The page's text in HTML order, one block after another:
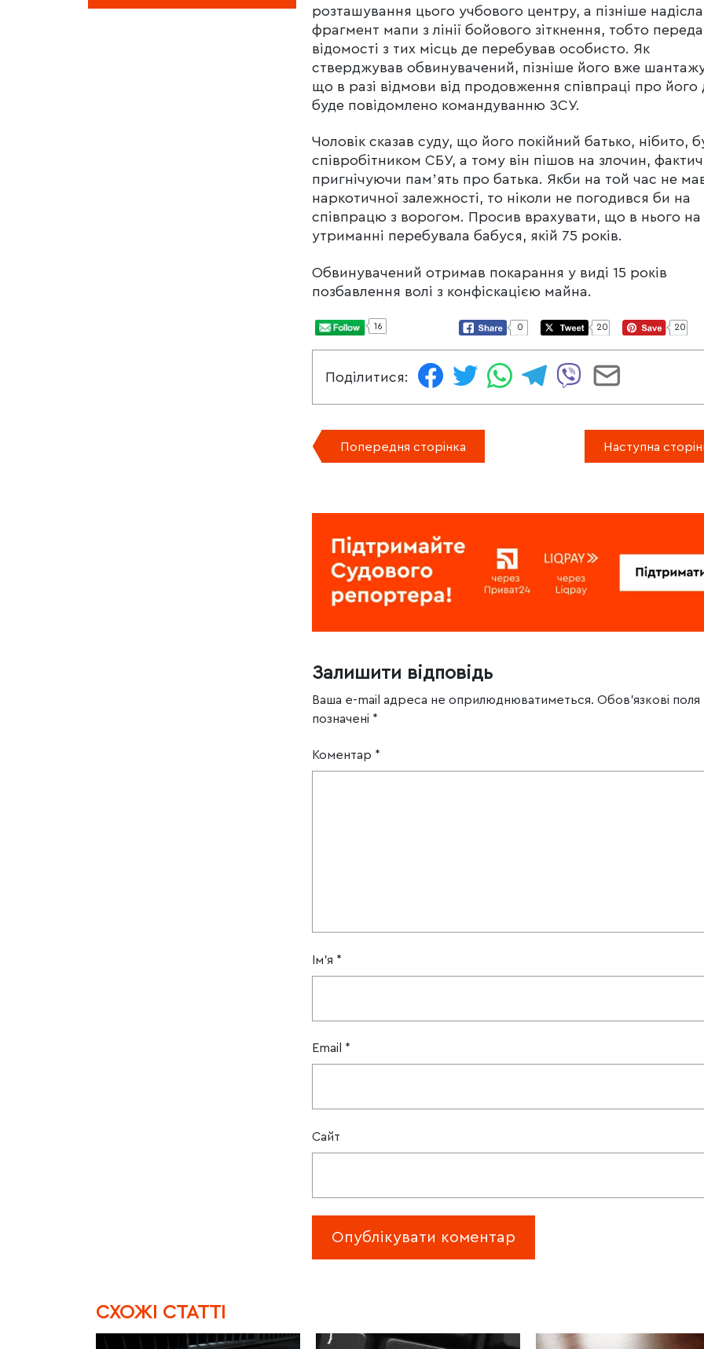
розташування цього учбового центру, а пізніше
фрагмент мапи з лінії бойового зіткнення, тобто
відомості з тих місць де перебував особисто. Як
стверджував обвинувачений, пізніше його вже
що в разі відмови від продовження співпраці про його
буде повідомлено командуванню ЗСУ.
Чоловік сказав суду, що його покійний батько, нібито,
співробітником СБУ, а тому він пішов на злочин,
пригнічуючи памʼять про батька. Якби на той час не
наркотичної залежності, то ніколи не погодився би на
співпрацю з ворогом. Просив врахувати, що в нього на
утриманні перебувала бабуся, якій 75 років.
Обвинувачений отримав покарання у виді 15 років
позбавлення волі з конфіскацією майна.
16 0 20 20
Поділитися:
Попередня сторінка Наступна
Залишити відповідь
Ваша e-mail адреса не оприлюднюватиметься. Обов’язкові поля
позначені *
Коментар *
Ім'я *
Email *
Сайт
CХОЖІ СТАТТІ